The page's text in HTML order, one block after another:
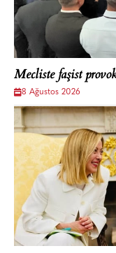
Mecliste faşist
8 Ağustos 2026